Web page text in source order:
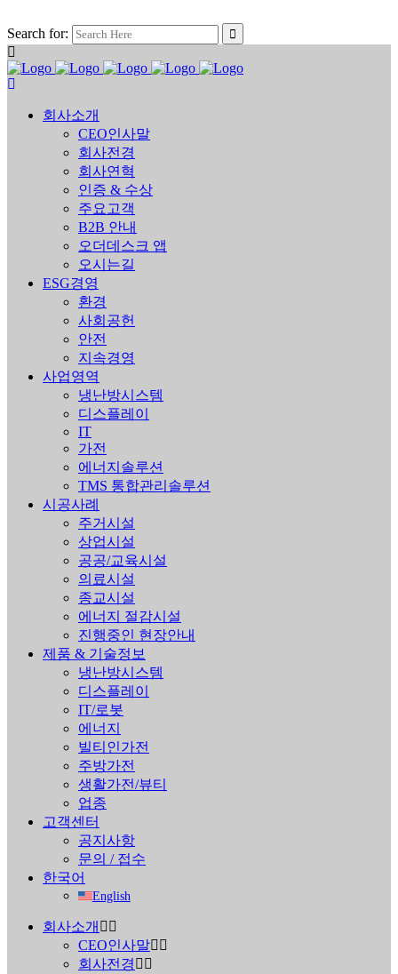
Search for:
회사소개
CEO인사말
회사전경
회사연혁
인증 & 수상
주요고객
B2B 안내
오더데스크 앱
오시는길
ESG경영
환경
사회공헌
안전
지속경영
사업영역
냉난방시스템
디스플레이
IT
가전
에너지솔루션
TMS 통합관리솔루션
시공사례
주거시설
상업시설
공공/교육시설
의료시설
종교시설
에너지 절감시설
진행중인 현장안내
제품 & 기술정보
냉난방시스템
디스플레이
IT/로봇
에너지
빌티인가전
주방가전
생활가전/뷰티
업종
고객센터
공지사항
문의 / 접수
한국어
English
회사소개
CEO인사말
회사전경